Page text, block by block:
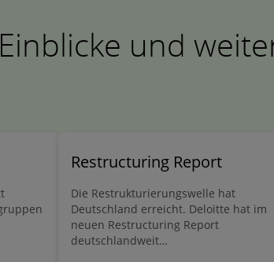
Einblicke und
Restructuring Report
Die Restrukturierungswelle hat
Deutschland erreicht. Deloitte hat im
neuen Restructuring Report
deutschlandweit